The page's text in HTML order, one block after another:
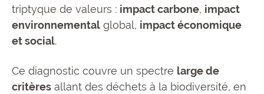
triptyque de valeurs : impact carbone, impact
environnemental global, impact économique
et social.
Ce diagnostic couvre un spectre large de
critères allant des déchets à la biodiversité, en